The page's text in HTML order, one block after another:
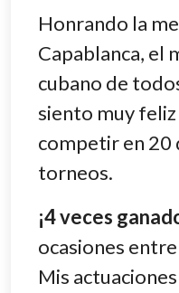
Honrando la
Capablanca, el
cubano de
siento muy
competir en 20
torneos.
¡4 veces
ocasiones
Mis